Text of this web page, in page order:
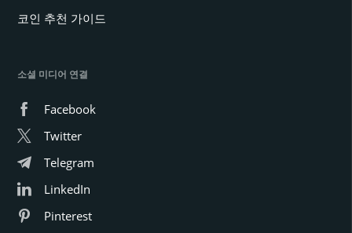
코인 추천 가이드
소셜 미디어 연결
Facebook
Twitter
Telegram
LinkedIn
Pinterest